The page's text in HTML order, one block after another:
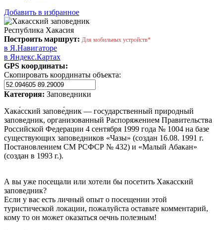
Добавить в избранное
Республика Хакасия
Построить маршрут: Для мобильных устройств*
в Я.Навигаторе
в Яндекс.Картах
GPS координаты:
Скопировать координаты объекта:
Категория: Заповедники
Хака́сский запове́дник — государственный природный
заповедник, организованный Распоряжением Правительства
Российской Федерации 4 сентября 1999 года № 1004 на базе
существующих заповедников «Чазы» (создан 16.08. 1991 г.
Постановлением СМ РСФСР № 432) и «Малый Абакан»
(создан в 1993 г.).
А вы уже посещали или хотели бы посетить Хакасский
заповедник?
Если у вас есть личный опыт о посещении этой
туристической локации, пожалуйста оставьте комментарий,
кому то он может оказаться оечнь полезным!